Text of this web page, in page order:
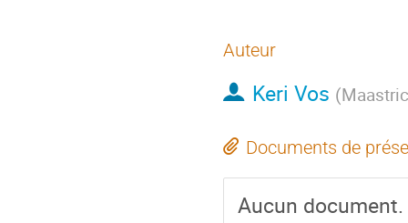
Auteur
Keri Vos (
Documents de
Aucun document.